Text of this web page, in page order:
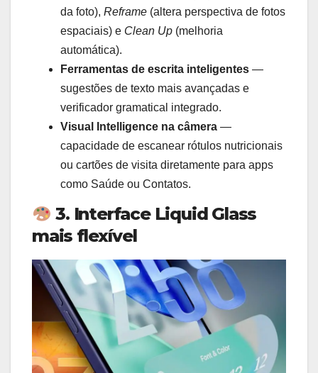
da foto), Reframe (altera perspectiva de fotos
espaciais) e Clean Up (melhoria
automática).
Ferramentas de escrita inteligentes —
sugestões de texto mais avançadas e
verificador gramatical integrado.
Visual Intelligence na câmera —
capacidade de escanear rótulos nutricionais
ou cartões de visita diretamente para apps
como Saúde ou Contatos.
3. Interface Liquid Glass
mais flexível